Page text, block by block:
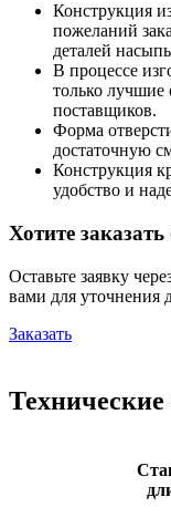
Конструкция
пожеланий
деталей
В процессе
только лучшие
поставщиков.
Форма
достаточную
Конструкция
удобство и
Хотите
Оставьте заявку
вами для уточнения
Заказать